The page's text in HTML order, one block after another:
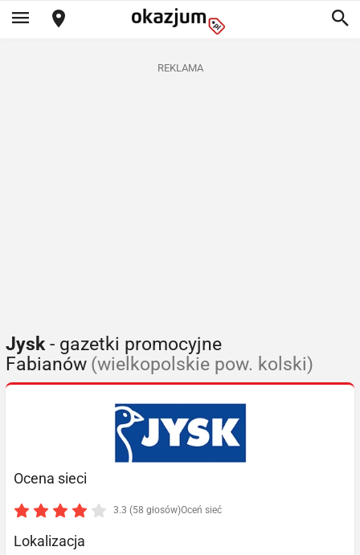
REKLAMA
Jysk- gazetki promocyjne
Fabianów (wielkopolskie pow. kolski)
Ocena sieci
3.3 (58 głosów)Oceń sieć
Lokalizacja